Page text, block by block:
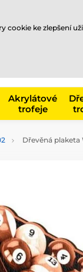
Akrylátové
trofeje
Dřevěná plaketa
cookie ke zlepšení